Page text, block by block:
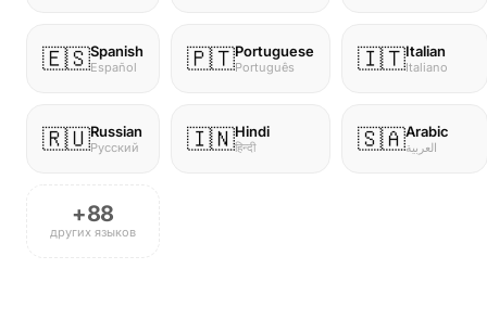
🇪🇸Spanish
Español 🇵🇹Portuguese
Português 🇮🇹Italian
Italiano
🇷🇺Russian
Русский 🇮🇳Hindi
हिन्दी 🇸🇦Arabic
العربية
+88
других языков